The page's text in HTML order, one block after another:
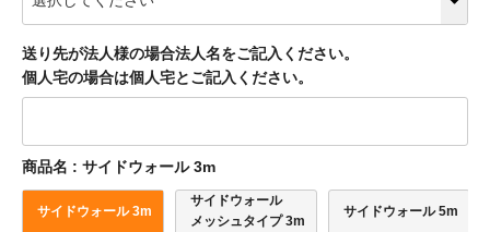
送り先が法人様の場合法人名をご記入ください。
個人宅の場合は個人宅とご記入ください。
商品名 サイドウォール 3m
サイドウォール 3m
サイドウォール
メッシュタイプ 3m
サイドウォール 5m